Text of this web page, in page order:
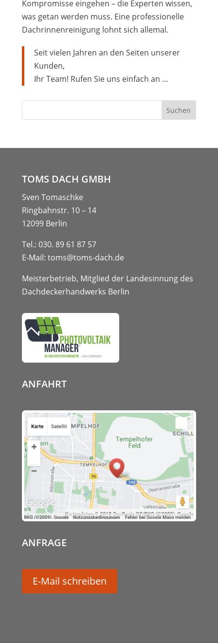
Kompromisse eingehen – die Experten wissen,
was getan werden muss. Eine professionelle
Dachrinnenreinigung lohnt sich allemal.
Seit vielen Jahren an den Seiten unserer
Kunden,
Ihr Team! Rufen Sie uns einfach an …
TOMS DACH GMBH
Sven Tomaschke
Ringbahnstr. 10 – 14
12099 Berlin
Tel.: 030. 89 61 87 57
E-Mail: toms@toms-dach.de
Meisterbetrieb, Mitglied der Landesinnung des
Dachdeckerhandwerks Berlin
ANFAHRT
ANFRAGE
E-Mail schreiben